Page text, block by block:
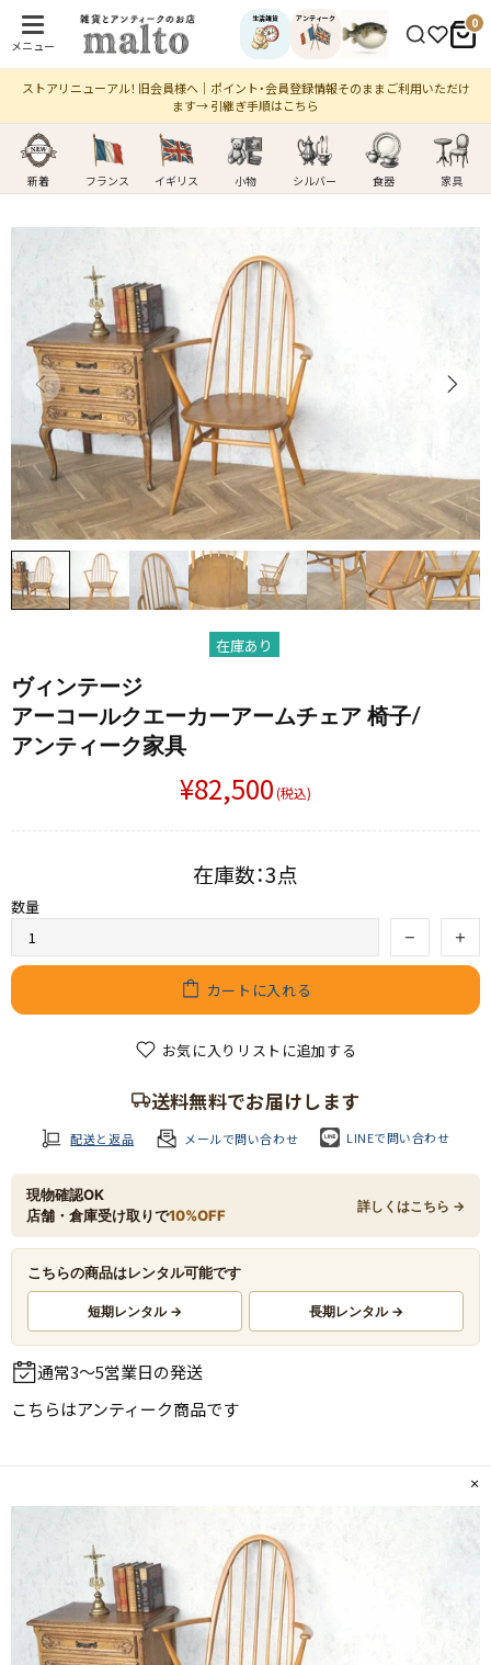
メニュー
生活雑貨 アンティーク 0
ストアリニューアル！ 旧会員様へ｜ポイント・会員登録情報そのままご利用いただけ
ます→ 引継ぎ手順はこちら
新着 フランス イギリス 小物 シルバー 食器 家具
在庫あり
ヴィンテージ
アーコールクエーカーアームチェア 椅子/
アンティーク家具
¥82,500(税込)
在庫数：3点
数量
カートに入れる
お気に入りリストに追加する
送料無料でお届けします
配送と返品 メールで問い合わせ LINEで問い合わせ
現物確認OK
店舗・倉庫受け取りで10%OFF
詳しくはこちら →
こちらの商品はレンタル可能です
短期レンタル → 長期レンタル →
通常3～5営業日の発送
こちらはアンティーク商品です